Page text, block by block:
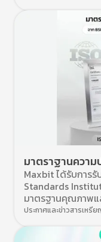
มาตราฐานควา
Maxbit ได้รับการ
Standards
มาตรฐานคุณภาพ
ประกาศและข่าวสารเหรี